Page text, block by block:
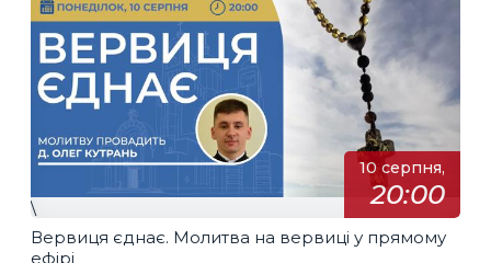
10 серпня,
20:00
\
Вервиця єднає. Молитва на вервиці у прямому
ефірі